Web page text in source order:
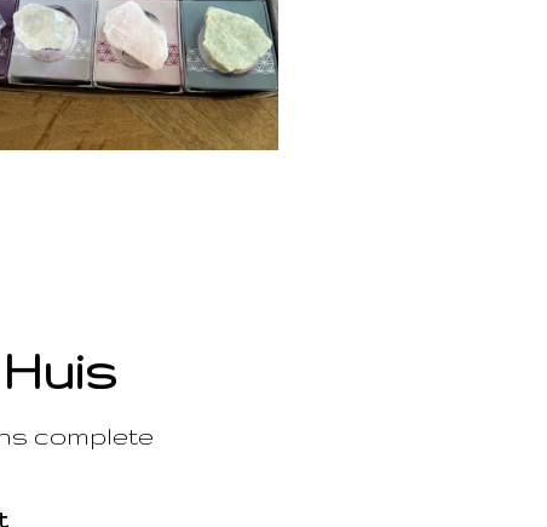
complete